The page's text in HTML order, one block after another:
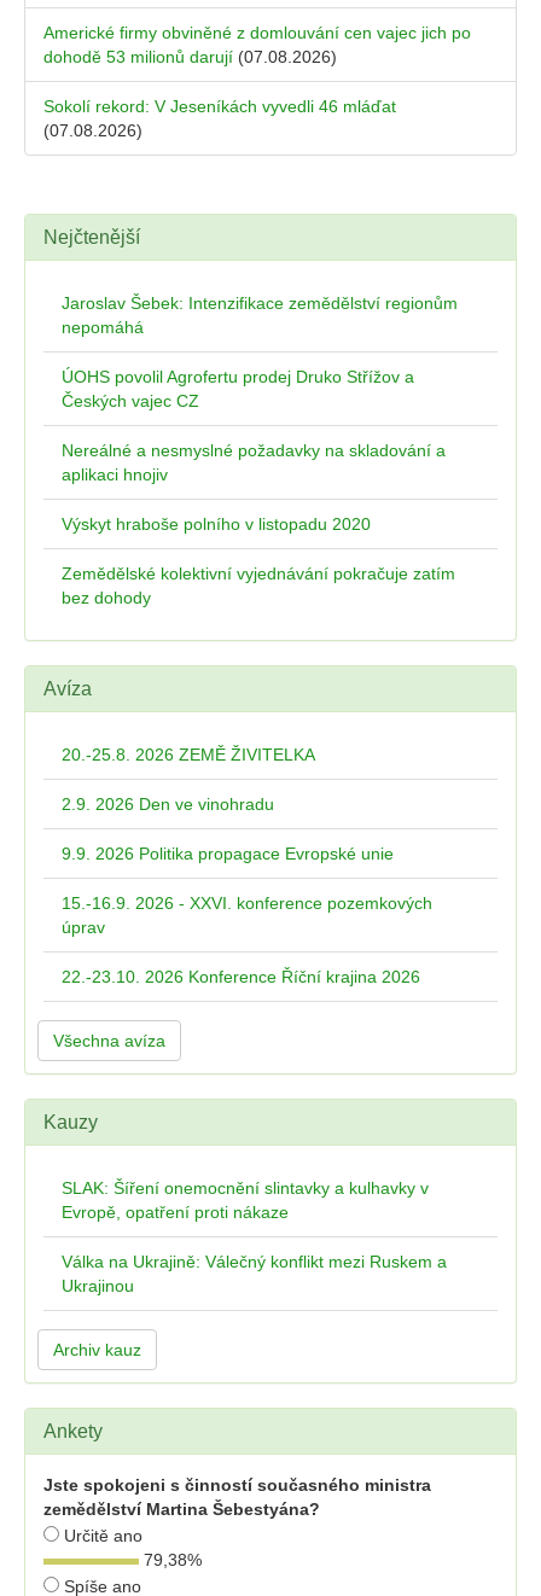
Americké firmy obviněné z domlouvání cen vajec jich po
dohodě 53 milionů darují (07.08.2026)
Sokolí rekord: V Jeseníkách vyvedli 46 mláďat
(07.08.2026)
Nejčtenější
Jaroslav Šebek: Intenzifikace zemědělství regionům
nepomáhá
ÚOHS povolil Agrofertu prodej Druko Střížov a
Českých vajec CZ
Nereálné a nesmyslné požadavky na skladování a
aplikaci hnojiv
Výskyt hraboše polního v listopadu 2020
Zemědělské kolektivní vyjednávání pokračuje zatím
bez dohody
Avíza
20.-25.8. 2026 ZEMĚ ŽIVITELKA
2.9. 2026 Den ve vinohradu
9.9. 2026 Politika propagace Evropské unie
15.-16.9. 2026 - XXVI. konference pozemkových
úprav
22.-23.10. 2026 Konference Říční krajina 2026
Všechna avíza
Kauzy
SLAK: Šíření onemocnění slintavky a kulhavky v
Evropě, opatření proti nákaze
Válka na Ukrajině: Válečný konflikt mezi Ruskem a
Ukrajinou
Archiv kauz
Ankety
Jste spokojeni s činností současného ministra
zemědělství Martina Šebestyána?
Určitě ano
79,38%
Spíše ano